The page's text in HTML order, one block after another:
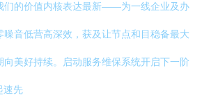
们的价值内核表达最新——为一线企业及办
音低营高深效，获及让节点和目稳备最大
美好持续。启动服务维保系统开启下一阶
速先